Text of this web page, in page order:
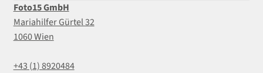
Foto15 GmbH
Mariahilfer Gürtel 32
1060 Wien
+43 (1) 8920484